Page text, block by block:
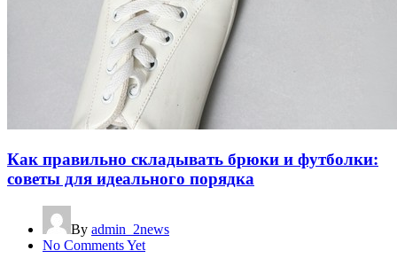
Как правильно складывать брюки и футболки:
советы для идеального порядка
By admin_2news
No Comments Yet